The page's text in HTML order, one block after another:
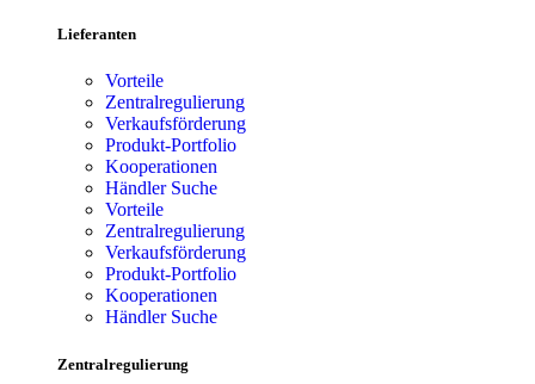
Lieferanten
Vorteile
Zentralregulierung
Verkaufsförderung
Produkt-Portfolio
Kooperationen
Händler Suche
Vorteile
Zentralregulierung
Verkaufsförderung
Produkt-Portfolio
Kooperationen
Händler Suche
Zentralregulierung